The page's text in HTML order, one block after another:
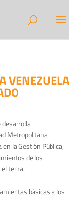
VENEZUELA
desarrolla
Metropolitana
la Gestión Pública,
de los
tema.
básicas a los